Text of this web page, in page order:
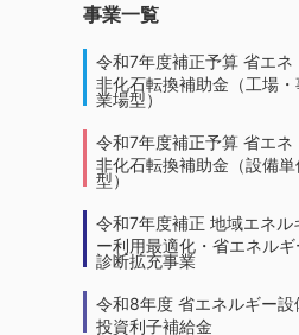
事業一覧
令和7年度補正予算 省エネ
非化石転換補助金（工場・
業場型）
令和7年度補正予算 省エネ
非化石転換補助金（設備単
型）
令和7年度補正 地域エネル
ー利用最適化・省エネルギ
診断拡充事業
令和8年度 省エネルギー設
投資利子補給金